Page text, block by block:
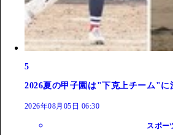
5
2026夏の甲子園は"下克上チーム"に
2026年08月05日 06:30
スポー